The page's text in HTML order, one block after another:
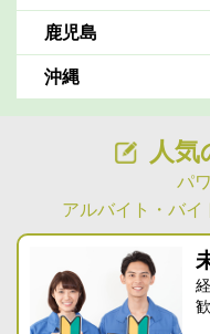
鹿児島
沖縄
人
パ
アルバイト・バイ